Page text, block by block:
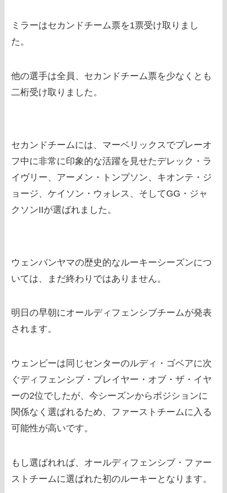
ミラーはセカンドチーム票を1票受け取りまし
た。
他の選手は全員、セカンドチーム票を少なくとも
二桁受け取りました。
セカンドチームには、マーベリックスでプレーオ
フ中に非常に印象的な活躍を見せたデレック・ラ
イヴリー、アーメン・トンプソン、キオンテ・ジ
ョージ、ケイソン・ウォレス、そしてGG・ジャ
クソンIIが選ばれました。
ウェンバンヤマの歴史的なルーキーシーズンにつ
いては、まだ終わりではありません。
明日の早朝にオールディフェンシブチームが発表
されます。
ウェンビーは同じセンターのルディ・ゴベアに次
ぐディフェンシブ・プレイヤー・オブ・ザ・イヤ
ーの2位でしたが、今シーズンからポジションに
関係なく選ばれるため、ファーストチームに入る
可能性が高いです。
もし選ばれれば、オールディフェンシブ・ファー
ストチームに選ばれた初のルーキーとなります。